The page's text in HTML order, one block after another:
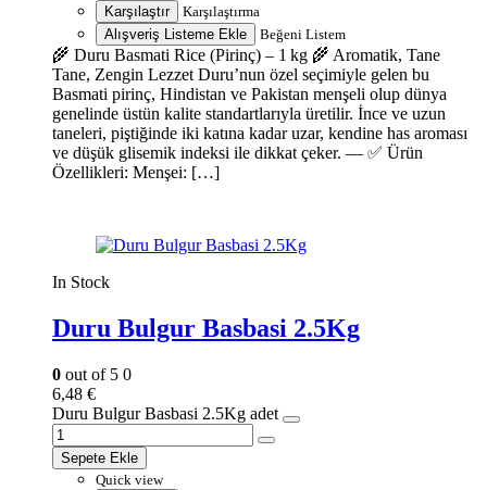
Karşılaştır
Karşılaştırma
Alışveriş Listeme Ekle
Beğeni Listem
🌾 Duru Basmati Rice (Pirinç) – 1 kg 🌾 Aromatik, Tane
Tane, Zengin Lezzet Duru’nun özel seçimiyle gelen bu
Basmati pirinç, Hindistan ve Pakistan menşeli olup dünya
genelinde üstün kalite standartlarıyla üretilir. İnce ve uzun
taneleri, piştiğinde iki katına kadar uzar, kendine has aroması
ve düşük glisemik indeksi ile dikkat çeker. — ✅ Ürün
Özellikleri: Menşei: […]
In Stock
Duru Bulgur Basbasi 2.5Kg
0 out of 5 0
6,48 €
Duru Bulgur Basbasi 2.5Kg adet
Sepete Ekle
Quick view